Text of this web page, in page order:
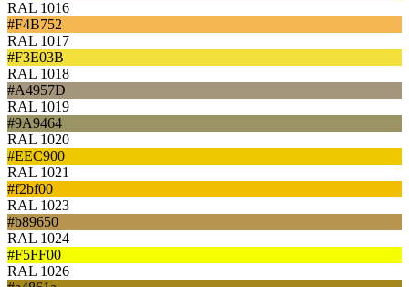
RAL 1016
#F4B752
RAL 1017
#F3E03B
RAL 1018
#A4957D
RAL 1019
#9A9464
RAL 1020
#EEC900
RAL 1021
#f2bf00
RAL 1023
#b89650
RAL 1024
#F5FF00
RAL 1026